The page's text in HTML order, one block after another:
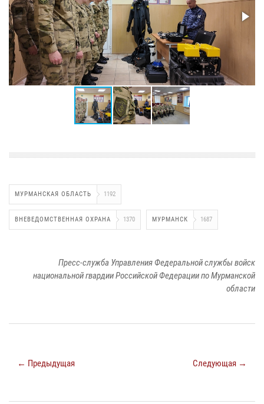
МУРМАНСКАЯ ОБЛАСТЬ 1192
ВНЕВЕДОМСТВЕННАЯ ОХРАНА 1370 МУРМАНСК 1687
Пресс-служба Управления Федеральной службы войск
национальной гвардии Российской Федерации по Мурманской
области
← Предыдущая Следующая →